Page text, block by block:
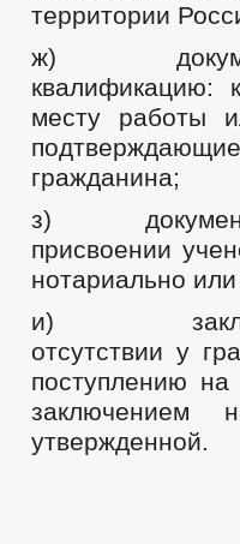
территории
ж)
квалификацию:
месту работы
гражданина;
з) документы
присвоении
нотариально
и)
отсутствии у
поступлению
заключением
утвержденной.